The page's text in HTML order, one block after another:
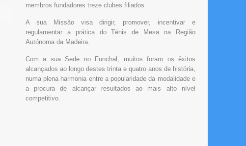
membros fundadores treze clubes filiados.
A sua Missão visa dirigir, promover, incentivar e
regulamentar a prática do Ténis de Mesa na Região
Autónoma da Madeira.
Com a sua Sede no Funchal, muitos foram os êxitos
alcançados ao longo destes trinta e quatro anos de história,
numa plena harmonia entre a popularidade da modalidade e
a procura de alcançar resultados ao mais alto nível
competitivo.